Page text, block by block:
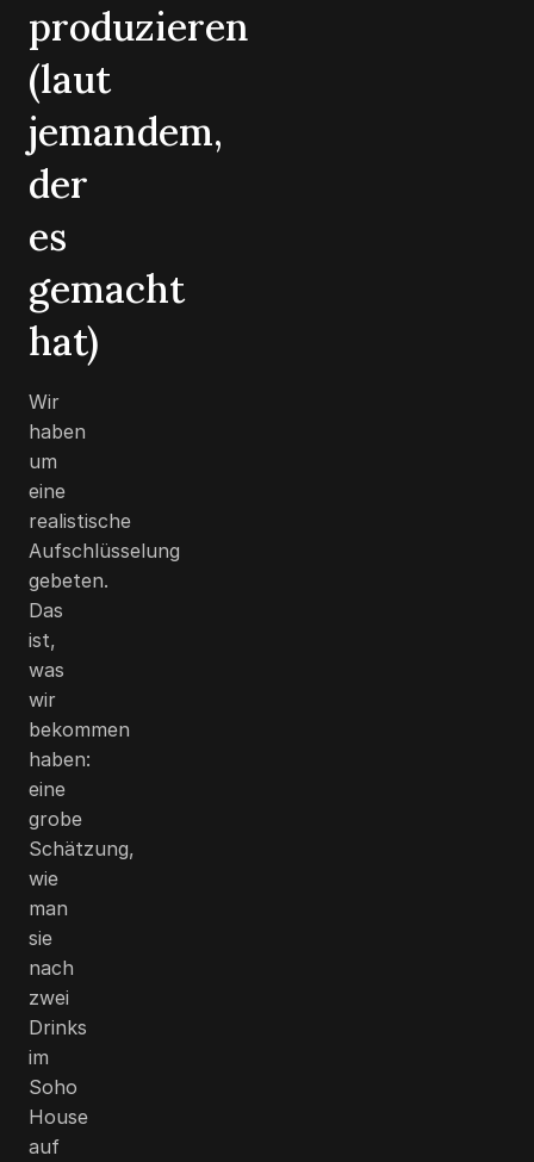
produzieren
(laut
jemandem,
der
es
gemacht
hat)
Wir
haben
um
eine
realistische
Aufschlüsselung
gebeten.
Das
ist,
was
wir
bekommen
haben:
eine
grobe
Schätzung,
wie
man
sie
nach
zwei
Drinks
im
Soho
House
auf